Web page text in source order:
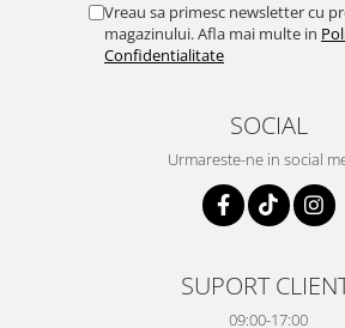
Vreau sa primesc newsletter cu
magazinului. Afla mai multe in
Confidentialitate
SOCIAL
Urmareste-ne in social
SUPORT
09:00-17:00